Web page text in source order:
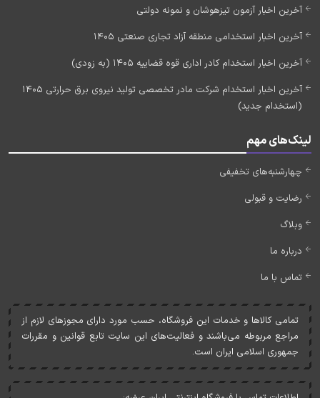
آخرین اخبار آزمون تیزهوشان و نمونه دولتی
آخرین اخبار استخدامی منطقه آزاد تجاری صنعتی 1405
آخرین اخبار استخدام کادر اداری قوه قضاییه 1405 (به زودی)
آخرین اخبار استخدام شرکت مادر تخصصی تولید نیروی برق حرارتی 1405
(استخدام جدید)
لینک‌های مهم
چهارشنبه‌های تخفیفی
رضایت و قبولی
وبلاگ
درباره ما
تماس با ما
تمامی کالاها و خدمات اين فروشگاه، حسب مورد دارای مجوزهای لازم از
مراجع مربوطه می‌باشند و فعاليت‌های اين سايت تابع قوانين و مقررات
جمهوری اسلامی ايران است.